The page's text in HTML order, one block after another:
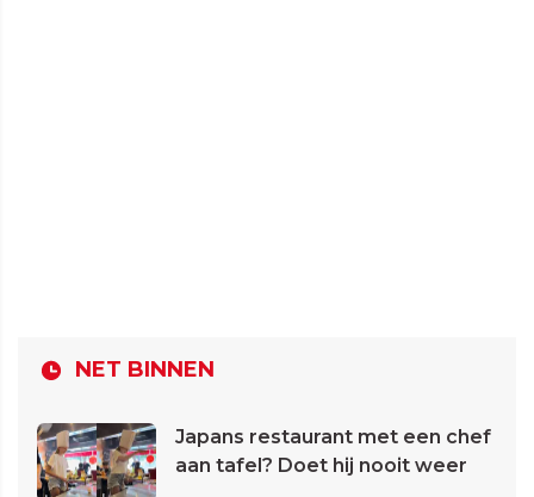
NET BINNEN
Japans restaurant met een chef
aan tafel? Doet hij nooit weer